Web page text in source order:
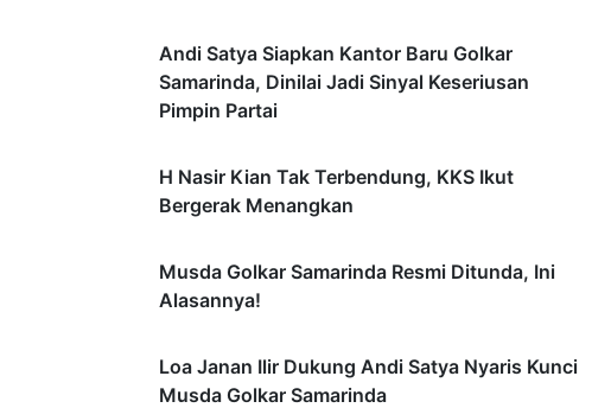
Andi Satya Siapkan Kantor Baru Golkar
Samarinda, Dinilai Jadi Sinyal Keseriusan
Pimpin Partai
H Nasir Kian Tak Terbendung, KKS Ikut
Bergerak Menangkan
Musda Golkar Samarinda Resmi Ditunda, Ini
Alasannya!
Loa Janan Ilir Dukung Andi Satya Nyaris Kunci
Musda Golkar Samarinda